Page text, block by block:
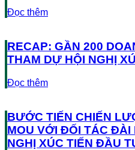
Đọc thêm
RECAP: GẦN 200
THAM DỰ HỘI NGHỊ
Đọc thêm
BƯỚC TIẾN CHIẾN
MOU VỚI ĐỐI TÁC ĐÀI
NGHỊ XÚC TIẾN ĐẦU